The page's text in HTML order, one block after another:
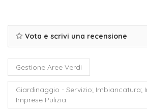
Vota e scrivi una recensione
Gestione Aree Verdi
Giardinaggio - Servizio; Imbiancatura;
Imprese Pulizia.